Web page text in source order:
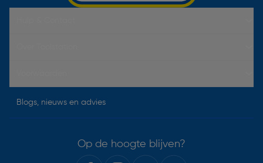
Blogs, nieuws en advies
Op de hoogte blijven?